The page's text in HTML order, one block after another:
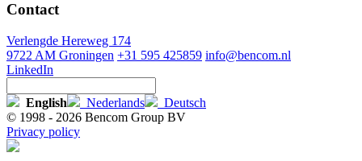
Contact
Verlengde Hereweg 174
9722 AM Groningen +31 595 425859 info@bencom.nl
LinkedIn
English Nederlands
Deutsch
© 1998 - 2026 Bencom Group BV
Privacy policy